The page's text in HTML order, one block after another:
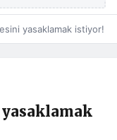
yasaklamak istiyor!